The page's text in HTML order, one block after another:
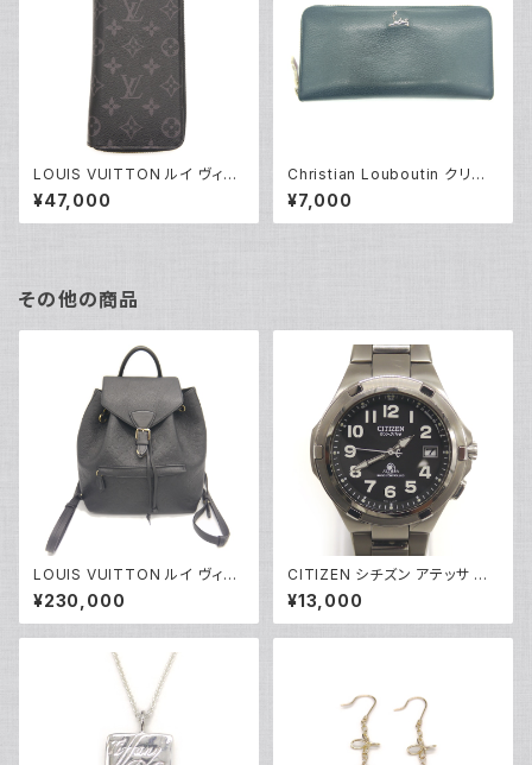
LOUIS VUITTON ルイ ヴィト
ン ジッピーウォレット ヴェルティ
カル モノグラム エクリプス 長財
布 M62295 Y04462
¥47,000
Christian Louboutin クリス
チャンルブタン パネトーネ ラウ
ンドジップ長財布 ラウンドファス
ナー ウォレット ブラック 11850
¥7,000
その他の商品
LOUIS VUITTON ルイ ヴィト
ン モンスリPM モノグラムアンプ
ラント ノワール バックパック リ
ュックサック M45205 Y05225
¥230,000
CITIZEN シチズン アテッサ エ
コドライブ ソーラー 電波時計 H
410-T003967 黒文字盤 Y05
270
¥13,000